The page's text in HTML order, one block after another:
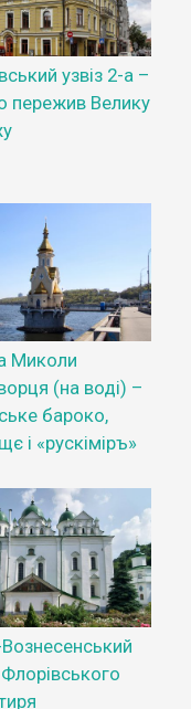
узвіз 2-а –
пережив Велику
Миколи
(на воді) –
бароко,
і «рускіміръ»